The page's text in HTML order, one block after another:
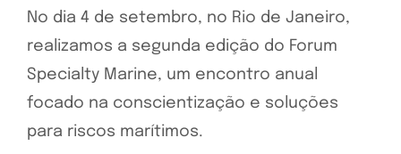
No dia 4 de setembro, no Rio de Janeiro,
realizamos a segunda edição do Forum
Specialty Marine, um encontro anual
focado na conscientização e soluções
para riscos marítimos.